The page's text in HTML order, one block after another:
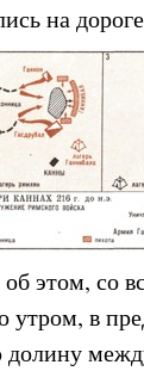
на
этом, со
утром, в
долину